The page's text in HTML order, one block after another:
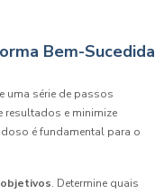
Bem-Sucedida
uma série de passos
resultados e minimize
é fundamental para o
. Determine quais